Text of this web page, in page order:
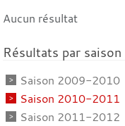
Aucun résultat
Résultats par saison
Saison 2009-2010
Saison 2010-2011
Saison 2011-2012